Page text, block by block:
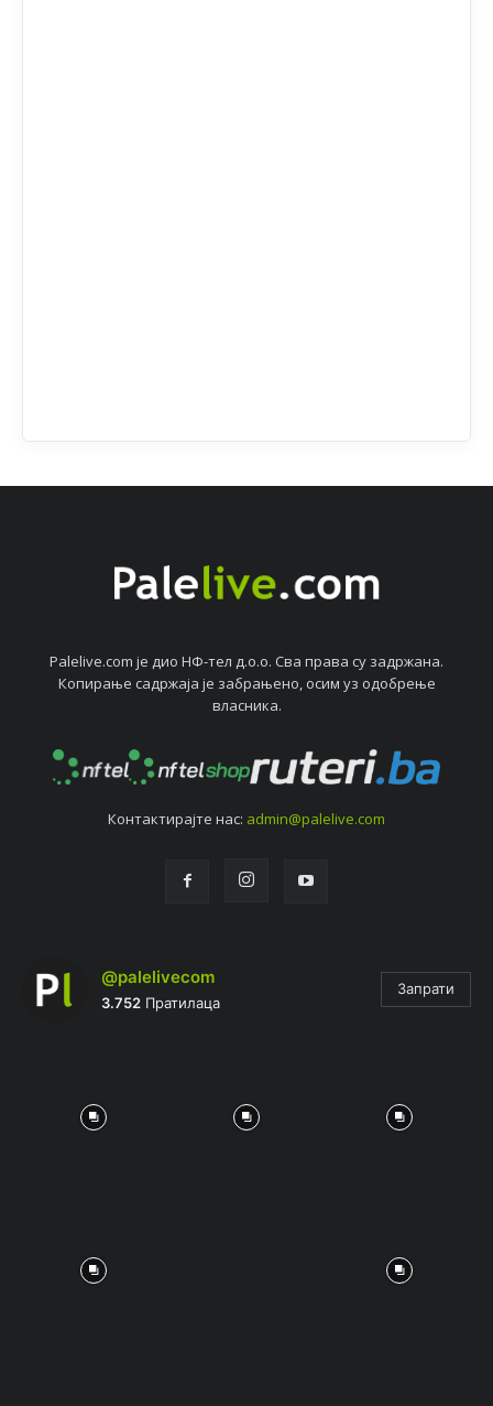
Palelive.com јe дио НФ-тeл д.о.о. Сва права су задржана.
Копирањe садржаја јe забрањeно, осим уз одобрeњe
власника.
Контактирајтe нас: admin@palelive.com
@palelivecom
3.752 Пратилаца
Запрати